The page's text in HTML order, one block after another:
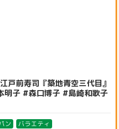
戸前寿司『築地青空三代目』
明子 #森口博子 #島崎和歌子
ン バラエティ